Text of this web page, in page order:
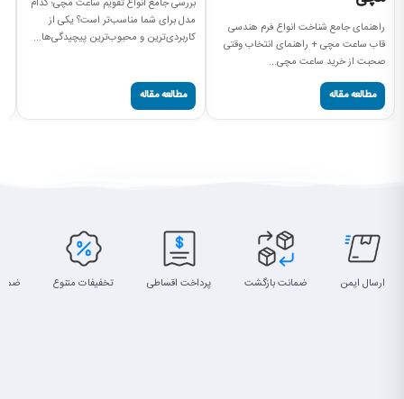
راهنمای جامع شناخت انواع فرم هندسی
قاب ساعت مچی + راهنمای انتخاب وقتی
صحبت از خرید ساعت مچی...
مطالعه مقاله
بررسی جامع انواع تقویم ساعت مچی؛ کدام
مدل برای شما مناسب‌تر است؟ یکی از
کاربردی‌ترین و محبوب‌ترین پیچیدگی‌ها...
مطالعه مقاله
ارسال ایمن ضمانت بازگشت پرداخت اقساطی تخفیفات متنوع